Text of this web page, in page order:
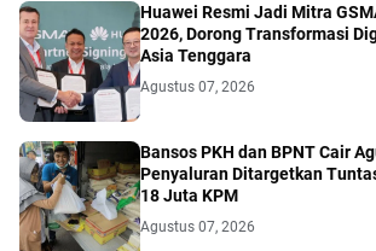
Huawei Resmi Jadi Mitra
2026, Dorong Transformasi
Asia Tenggara
Agustus 07, 2026
Bansos PKH dan BPNT Cair
Penyaluran Ditargetkan
18 Juta KPM
Agustus 07, 2026